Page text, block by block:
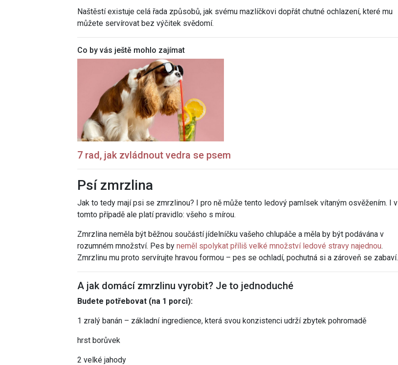
Naštěstí existuje celá řada způsobů, jak svému mazlíčkovi dopřát chutné ochlazení, které mu
můžete servírovat bez výčitek svědomí.
Co by vás ještě mohlo zajímat
7 rad, jak zvládnout vedra se psem
Psí zmrzlina
Jak to tedy mají psi se zmrzlinou? I pro ně může tento ledový pamlsek vítaným osvěžením. I v
tomto případě ale platí pravidlo: všeho s mírou.
Zmrzlina neměla být běžnou součástí jídelníčku vašeho chlupáče a měla by být podávána v
rozumném množství. Pes by neměl spolykat příliš velké množství ledové stravy najednou.
Zmrzlinu mu proto servírujte hravou formou – pes se ochladí, pochutná si a zároveň se zabaví.
A jak domácí zmrzlinu vyrobit? Je to jednoduché
Budete potřebovat (na 1 porci):
1 zralý banán – základní ingredience, která svou konzistenci udrží zbytek pohromadě
hrst borůvek
2 velké jahody